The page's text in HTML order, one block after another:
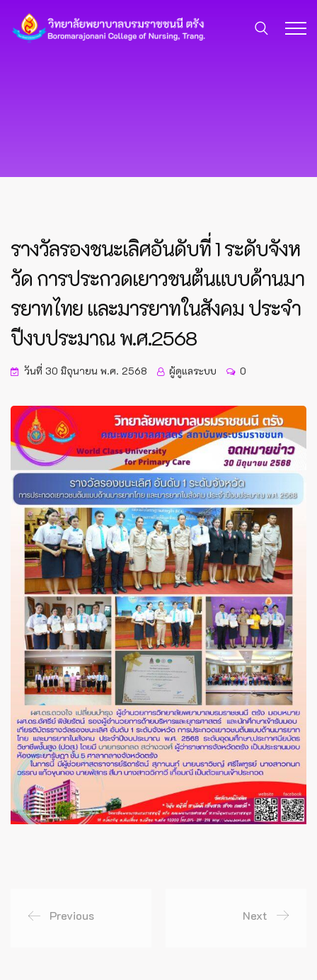
รางวัลรองชนะเลิศอันดับที่ 1 ระดับจังห
วัด การประกวดเยาวชนต้นแบบด้านมา
รยาทไทย และมารยาทในสังคม ประจำ
ปีงบประมาณ พ.ศ.2568
วันที่ 30 มิถุนายน พ.ศ. 2568 ผู้ดูแลระบบ 0
Previous Next